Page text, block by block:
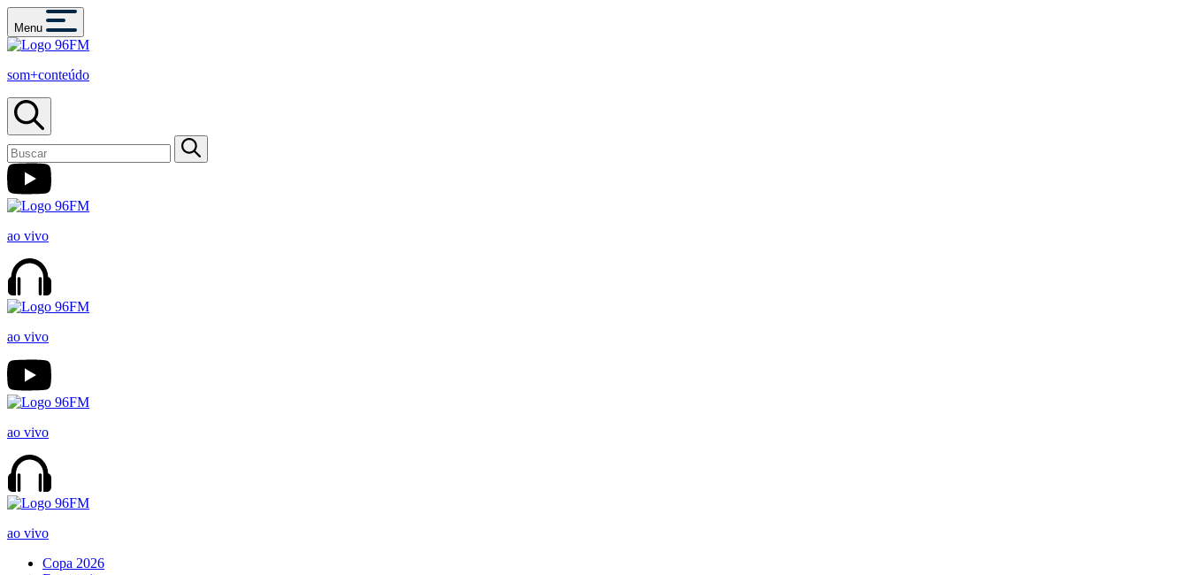
Menu
som+conteúdo
ao vivo
ao vivo
ao vivo
ao vivo
Copa 2026